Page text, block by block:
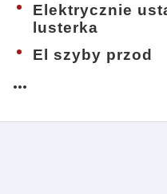
Elektrycznie
lusterka
El szyby przod
more_horiz